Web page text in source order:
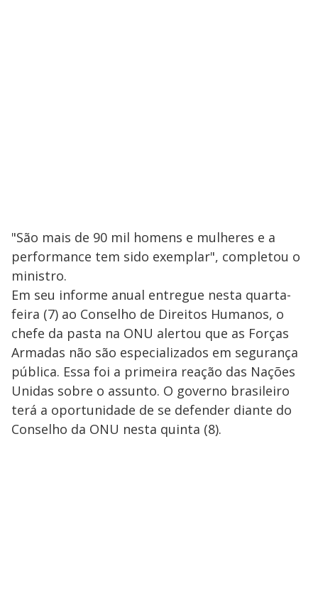
"São mais de 90 mil homens e mulheres e a
performance tem sido exemplar", completou o
ministro.
Em seu informe anual entregue nesta quarta-
feira (7) ao Conselho de Direitos Humanos, o
chefe da pasta na ONU alertou que as Forças
Armadas não são especializados em segurança
pública. Essa foi a primeira reação das Nações
Unidas sobre o assunto. O governo brasileiro
terá a oportunidade de se defender diante do
Conselho da ONU nesta quinta (8).